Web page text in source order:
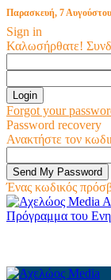
Παρασκευή, 7
Sign in
Καλωσήρθατε!
Forgot your
Password recovery
Ανακτήστε τον
Ένας κωδικός
Πρόγραμμα του